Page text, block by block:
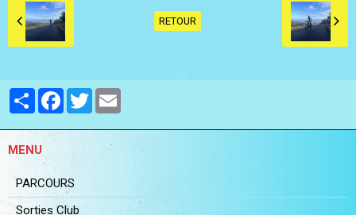
RETOUR
PartagerFacebook
Twitter
MENU
PARCOURS
Sorties Club